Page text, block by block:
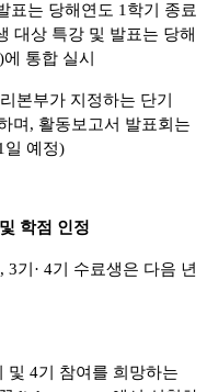
표는 당해연도 1 학기 종료
대상 특강 및 발표는 당해
)에 통합 실시
본부가 지정하는 단기
며 , 활동보고서 발표회는
일 예정)
학점 인정
, 3기 · 4기 수료생은 다음 년
및 4기 참여를 희망하는